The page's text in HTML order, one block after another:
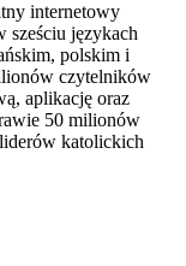
internetowy
sześciu językach
polskim i
czytelników
aplikację oraz
50 milionów
katolickich